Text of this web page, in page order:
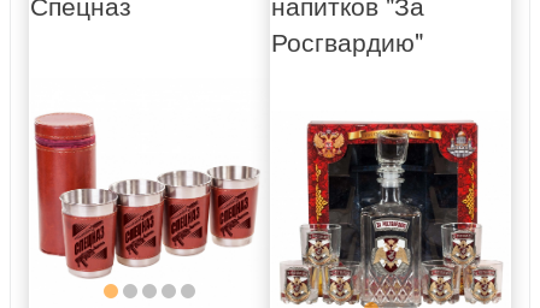
Росгвардию"